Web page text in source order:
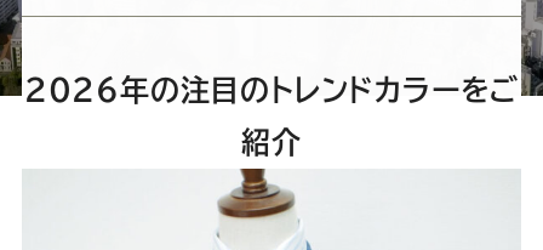
ー
ツ
ー
ツ
SADA
ー
ツ
SADA
の
ー
ツ
SADA
の
ー
ツ
SADA
日
2026年の注目のトレンドカラーをご
紹介